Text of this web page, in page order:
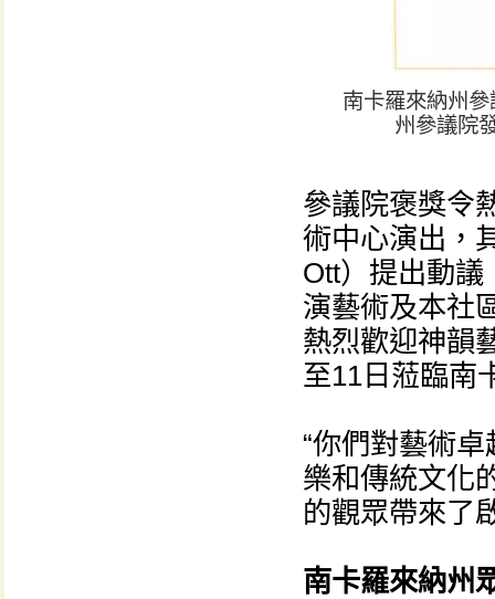
南卡羅來納州
州參議院
參議院褒獎令
術中心演出，
Ott）提出動
演藝術及本社
熱烈歡迎神韻
至11日蒞臨南
“你們對藝術
樂和傳統文化
的觀眾帶來了
南卡羅來納州